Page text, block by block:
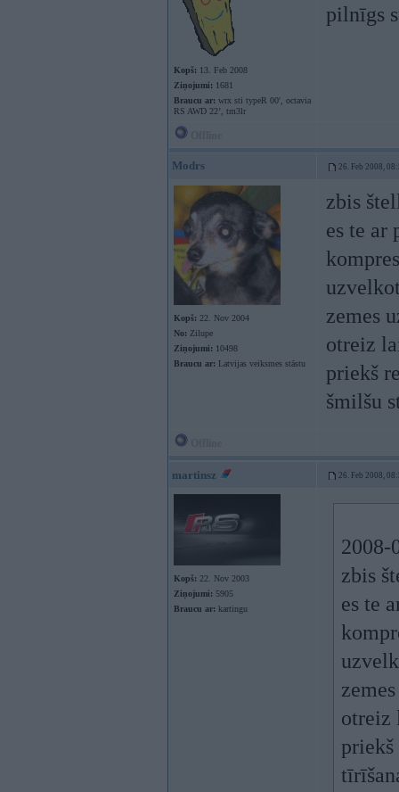
Kopš: 13. Feb 2008
Ziņojumi: 1681
Braucu ar: wrx sti typeR 00', octavia
RS AWD 22’, tm3lr
pilnīgs
Modrs 26. Feb 2008,
Kopš: 22. Nov 2004
No: Zilupe
Ziņojumi: 10498
Braucu ar: Latvijas veiksmes stāstu
zbis
es te ar
zemes
otreiz
priekš
šmilšu
martinsz 26. Feb 2008,
Kopš: 22. Nov 2003
Ziņojumi: 5905
Braucu ar: kartingu
2008-
zbis
es te
otreiz
priekš